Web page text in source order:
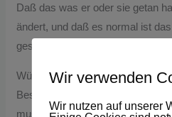
Daß das was er oder sie getan
ändert, und daß es normal ist
geschieht, weil niemand von uns
Würdest du sie trösten und
Bestes gibt, und daß das reicht;
muss um liebenswert zu sein?
Wir verwenden
Wir nutzen auf unserer